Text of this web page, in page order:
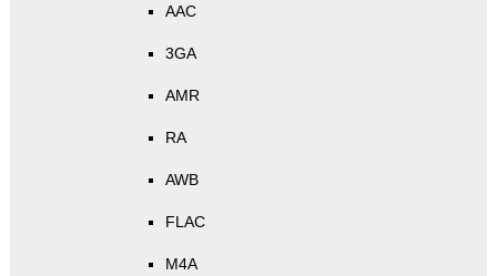
AAC
3GA
AMR
RA
AWB
FLAC
M4A